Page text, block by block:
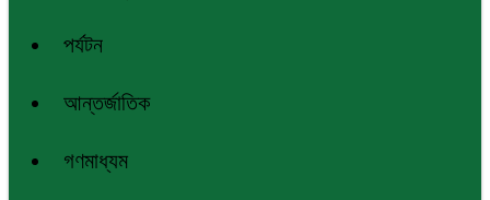
পর্যটন
আন্তর্জাতিক
গণমাধ্যম